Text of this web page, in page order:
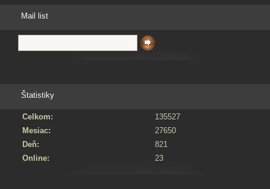
Mail list
Štatistiky
Online: 23
Celkom:
135527
Mesiac:
27650
Deň:
821